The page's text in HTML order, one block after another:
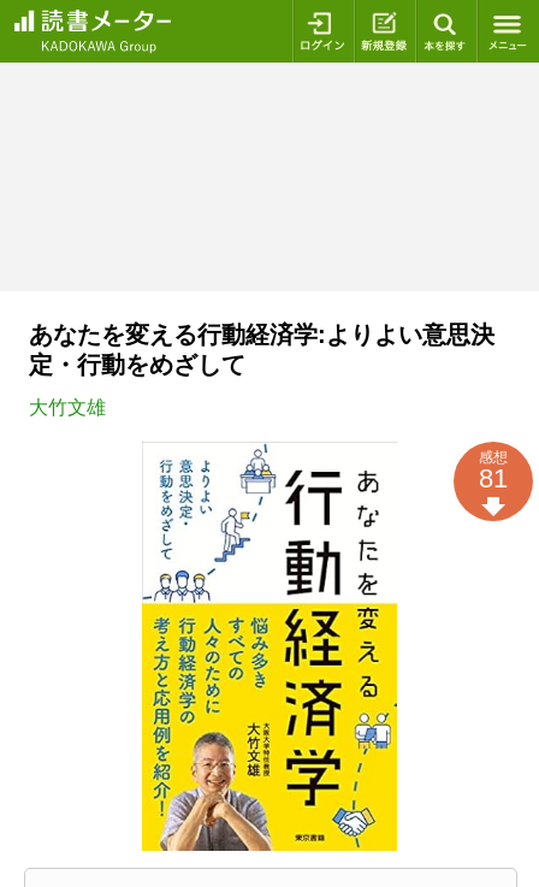
ログイン 新規登録
あなたを変える行動経済学:よりよい意思決
定・行動をめざして
大竹文雄
感想
81